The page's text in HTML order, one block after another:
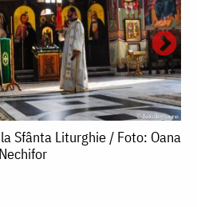
Sfânta Liturghie / Foto: Oana
Nechifor